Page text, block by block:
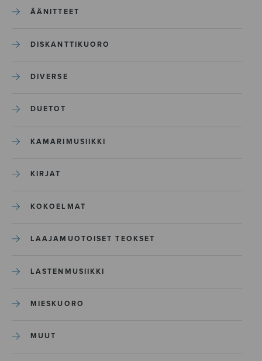
ÄÄNITTEET
DISKANTTIKUORO
DIVERSE
DUETOT
KAMARIMUSIIKKI
KIRJAT
KOKOELMAT
LAAJAMUOTOISET TEOKSET
LASTENMUSIIKKI
MIESKUORO
MUUT